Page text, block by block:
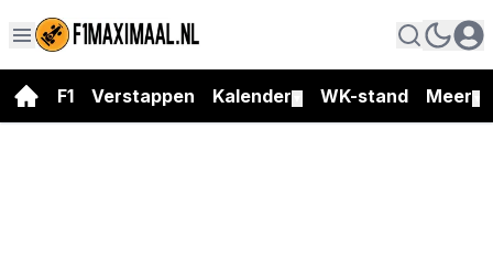
F1 Verstappen Kalender WK-stand Meer